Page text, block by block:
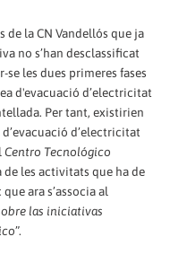
de la CN Vandellós que ja
no s’han desclassificat
les dues primeres fases
d'evacuació d’electricitat
Per tant, existirien
d’electricitat
Centro Tecnológico
les activitats que ha de
ara s’associa al
las iniciativas
”.